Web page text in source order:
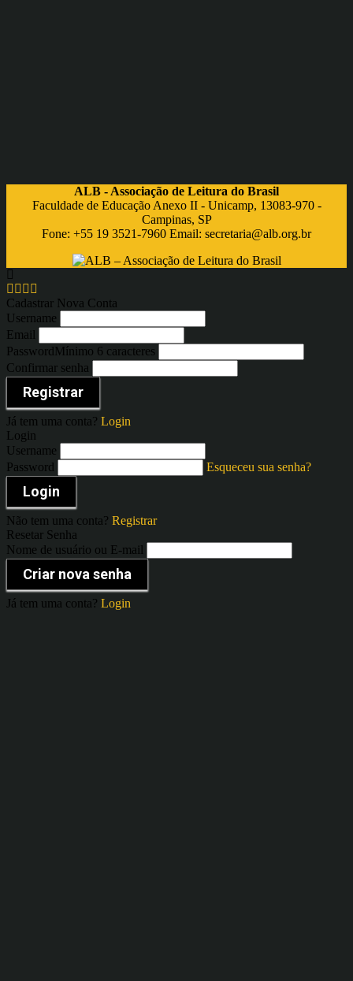
ALB - Associação de Leitura do Brasil
Faculdade de Educação Anexo II - Unicamp, 13083-970 -
Campinas, SP
Fone: +55 19 3521-7960 Email: secretaria@alb.org.br
Cadastrar Nova Conta
Username
Email
PasswordMínimo 6 caracteres
Confirmar senha
Registrar
Já tem uma conta? Login
Login
Username
Password
Esqueceu sua senha?
Login
Não tem uma conta? Registrar
Resetar Senha
Nome de usuário ou E-mail
Criar nova senha
Já tem uma conta? Login